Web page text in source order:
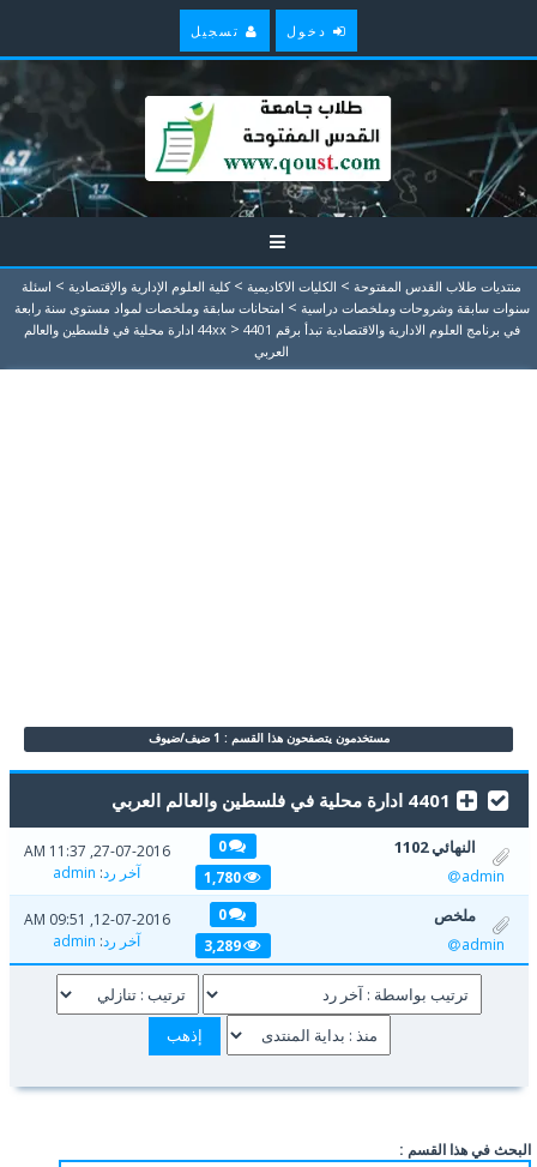
دخول تسجيل
منتديات طلاب القدس المفتوحة > الكليات الاكاديمية > كلية العلوم الإدارية والإقتصادية > اسئلة
سنوات سابقة وشروحات وملخصات دراسية > امتحانات سابقة وملخصات لمواد مستوى سنة رابعة
في برنامج العلوم الادارية والاقتصادية تبدأ برقم 44xx
>
4401 ادارة محلية في فلسطين والعالم
العربي
مستخدمون يتصفحون هذا القسم : 1 ضيف/ضيوف
4401 ادارة محلية في فلسطين والعالم العربي
النهائي 1102
admin
0
1,780
27-07-2016, 11:37 AM
آخر رد:
admin
ملخص
admin
0
3,289
12-07-2016, 09:51 AM
آخر رد:
admin
البحث في هذا القسم :